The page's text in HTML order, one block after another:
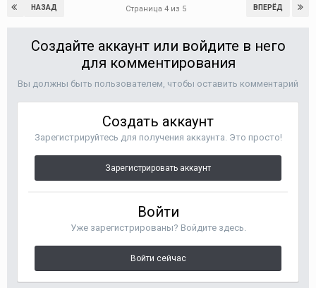
НАЗАД ВПЕРЁД
Страница 4 из 5
Создайте аккаунт или войдите в него
для комментирования
Вы должны быть пользователем, чтобы оставить комментарий
Создать аккаунт
Зарегистрируйтесь для получения аккаунта. Это просто!
Зарегистрировать аккаунт
Войти
Уже зарегистрированы? Войдите здесь.
Войти сейчас